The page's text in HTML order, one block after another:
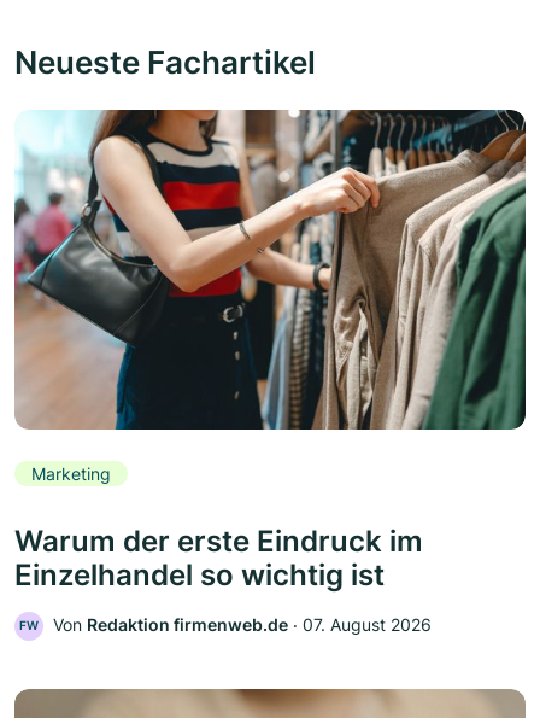
Neueste Fachartikel
Marketing
Warum der erste Eindruck im
Einzelhandel so wichtig ist
FW Von Redaktion firmenweb.de ‧ 07. August 2026